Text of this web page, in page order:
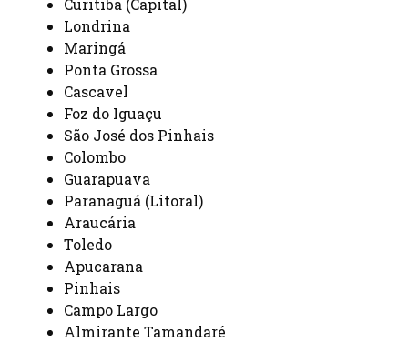
Curitiba (Capital)
Londrina
Maringá
Ponta Grossa
Cascavel
Foz do Iguaçu
São José dos Pinhais
Colombo
Guarapuava
Paranaguá (Litoral)
Araucária
Toledo
Apucarana
Pinhais
Campo Largo
Almirante Tamandaré